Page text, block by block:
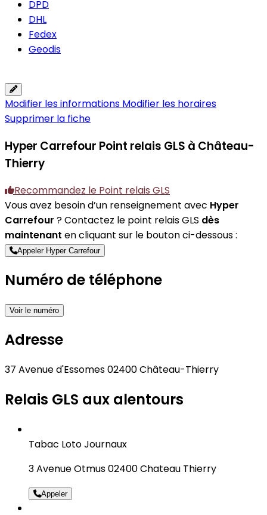
DPD
DHL
Fedex
Geodis
Modifier les informations Modifier les horaires
Supprimer la fiche
Hyper Carrefour Point relais GLS à Château-
Thierry
Recommandez le Point relais GLS
Vous avez besoin d’un renseignement avec Hyper
Carrefour ? Contactez le point relais GLS dès
maintenant en cliquant sur le bouton ci-dessous :
Appeler Hyper Carrefour
Numéro de téléphone
Voir le numéro
Adresse
37 Avenue d'Essomes 02400 Château-Thierry
Relais GLS aux alentours
Tabac Loto Journaux
3 Avenue Otmus 02400 Chateau Thierry
Appeler